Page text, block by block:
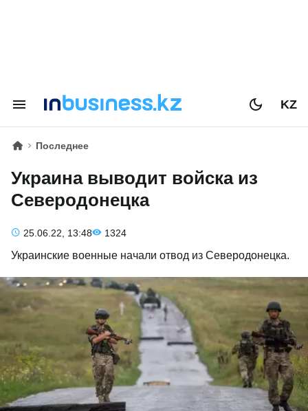
KZ
Последнее
Украина выводит войска из
Северодонецка
25.06.22, 13:48 1324
Украинские военные начали отвод из Северодонецка.